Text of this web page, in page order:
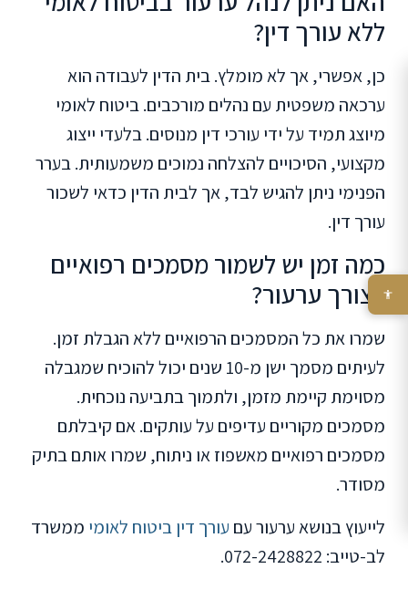
ללא עורך דין?
כן, אפשרי, אך לא מומלץ. בית הדין לעבודה הוא
ערכאה משפטית עם נהלים מורכבים. ביטוח לאומי
מיוצג תמיד על ידי עורכי דין מנוסים. בלעדי ייצוג
מקצועי, הסיכויים להצלחה נמוכים משמעותית. בערר
הפנימי ניתן להגיש לבד, אך לבית הדין כדאי לשכור
עורך דין.
כמה זמן יש לשמור מסמכים רפואיים
לצורך ערעור?
שמרו את כל המסמכים הרפואיים ללא הגבלת זמן.
לעיתים מסמך ישן מ-10 שנים יכול להוכיח שמגבלה
מסוימת קיימת מזמן, ולתמוך בתביעה נוכחית.
מסמכים מקוריים עדיפים על עותקים. אם קיבלתם
מסמכים רפואיים מאשפוז או ניתוח, שמרו אותם בתיק
מסודר.
לייעוץ בנושא ערעור עם עורך דין ביטוח לאומי ממשרד
לב-טייב: 072-2428822.